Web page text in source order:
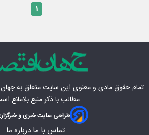
۱
تمام حقوق مادی‌ و معنوی این سایت متعلق به
مطالب با ذکر منبع بلامانع
طراحی سایت خبری و
تماس با ما درباره ما